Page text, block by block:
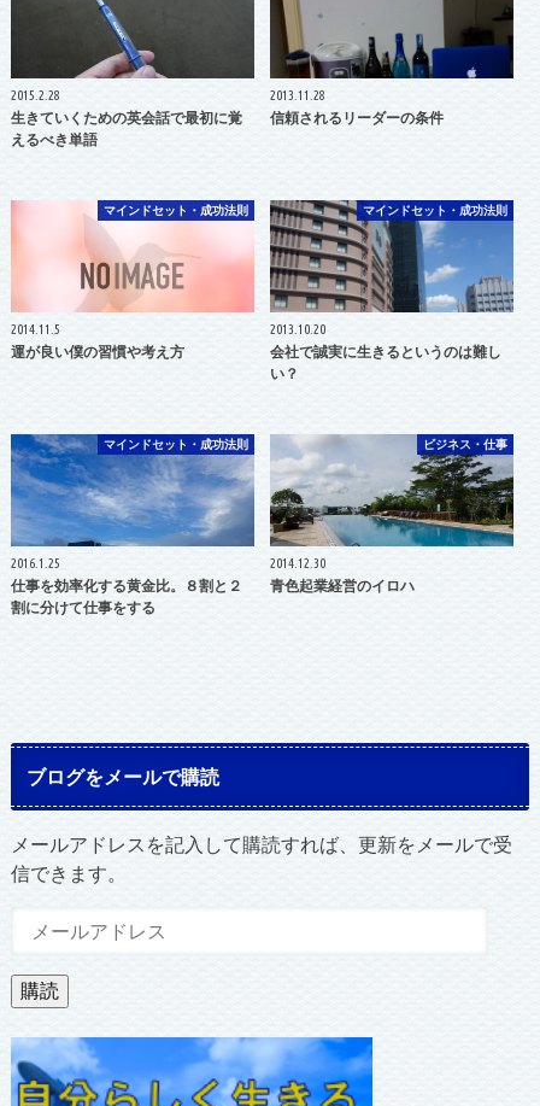
2015.2.28
生きていくための英会話で最初に覚
えるべき単語
2013.11.28
信頼されるリーダーの条件
マインドセット・成功法則
2014.11.5
運が良い僕の習慣や考え方
マインドセット・成功法則
2013.10.20
会社で誠実に生きるというのは難し
い？
マインドセット・成功法則
2016.1.25
仕事を効率化する黄金比。８割と２
割に分けて仕事をする
ビジネス・仕事
2014.12.30
青色起業経営のイロハ
ブログをメールで購読
メールアドレスを記入して購読すれば、更新をメールで受
信できます。
ル
ア
ド
レ
ス
購読